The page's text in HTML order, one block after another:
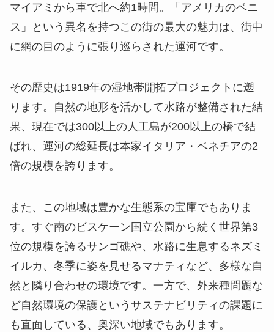
マイアミから車で北へ約1時間。「アメリカのベニ
ス」という異名を持つこの街の最大の魅力は、街中
に網の目のように張り巡らされた運河です。
その歴史は1919年の湿地帯開拓プロジェクトに遡
ります。自然の地形を活かして水路が整備された結
果、現在では300以上の人工島が200以上の橋で結
ばれ、運河の総延長は本家イタリア・ベネチアの2
倍の規模を誇ります。
また、この地域は豊かな生態系の宝庫でもありま
す。すぐ南のビスケーン国立公園から続く世界第3
位の規模を誇るサンゴ礁や、水路に生息するネズミ
イルカ、冬季に姿を見せるマナティなど、多様な自
然と隣り合わせの環境です。一方で、外来種問題な
ど自然環境の保護というサステナビリティの課題に
も直面している、奥深い地域でもあります。